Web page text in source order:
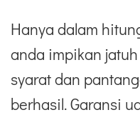
Hanya dalam
anda impikan
syarat dan
berhasil. Garansi